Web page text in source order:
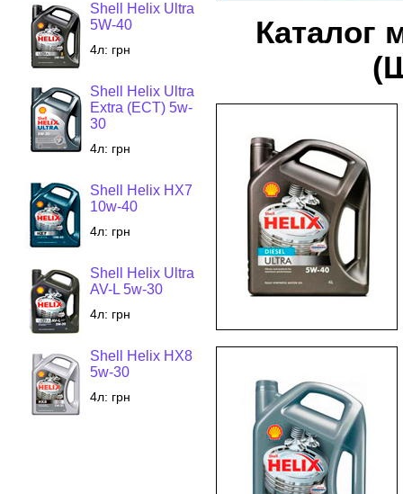
Shell Helix Ultra
5W-40
4л: грн
Shell Helix Ultra
Extra (ECT) 5w-
30
4л: грн
Shell Helix HX7
10w-40
4л: грн
Shell Helix Ultra
AV-L 5w-30
4л: грн
Shell Helix HX8
5w-30
4л: грн
Каталог